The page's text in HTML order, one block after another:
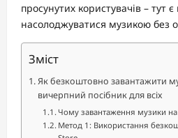
просунутих користувачів – тут
насолоджуватися музикою без
Зміст
Як безкоштовно завантажити
вичерпний посібник для всіх
Чому завантаження музики
Метод 1: Використання